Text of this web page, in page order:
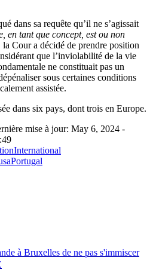
dans sa requête qu’il ne s’agissait
en tant que concept, est ou non
la Cour a décidé de prendre position
que l’inviolabilité de la vie
ne constituait pas un
sous certaines conditions
assistée.
dans six pays, dont trois en Europe.
mise à jour: May 6, 2024 -
International
Portugal
à Bruxelles de ne pas s'immiscer